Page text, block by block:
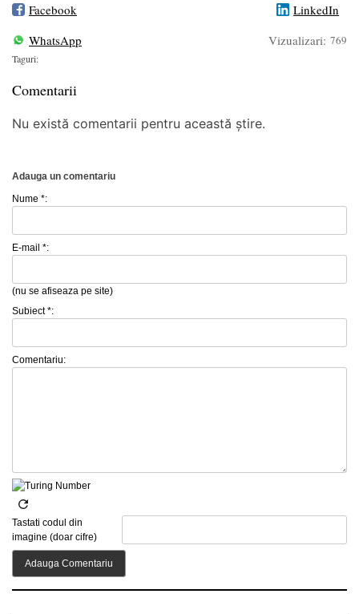
Facebook
LinkedIn
WhatsApp
Vizualizari: 769
Taguri:
Comentarii
Nu există comentarii pentru această știre.
Adauga un comentariu
Nume *:
E-mail *:
(nu se afiseaza pe site)
Subiect *:
Comentariu:
Tastati codul din
imagine (doar cifre)